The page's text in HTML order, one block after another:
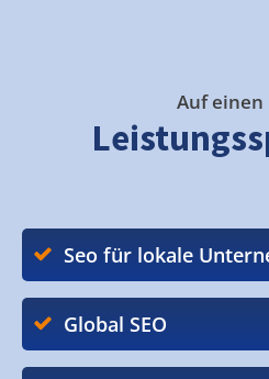
Auf einen
Seo für lokale
Global SEO